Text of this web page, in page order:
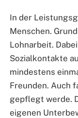
In der
Menschen.
Lohnarbeit.
Sozialkontakte
mindestens
Freunden. Auch
gepflegt werde.
eigenen